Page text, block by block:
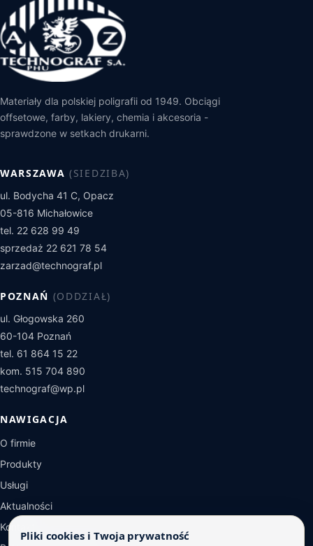
Materiały dla polskiej poligrafii od 1949. Obciągi
offsetowe, farby, lakiery, chemia i akcesoria -
sprawdzone w setkach drukarni.
WARSZAWA(SIEDZIBA)
ul. Bodycha 41 C, Opacz
05-816 Michałowice
tel. 22 628 99 49
sprzedaż 22 621 78 54
zarzad@technograf.pl
POZNAŃ (ODDZIAŁ)
ul. Głogowska 260
60-104 Poznań
tel. 61 864 15 22
kom. 515 704 890
technograf@wp.pl
NAWIGACJA
O firmie
Produkty
Usługi
Aktualności
Kontakt
Pliki cookies i Twoja prywatność